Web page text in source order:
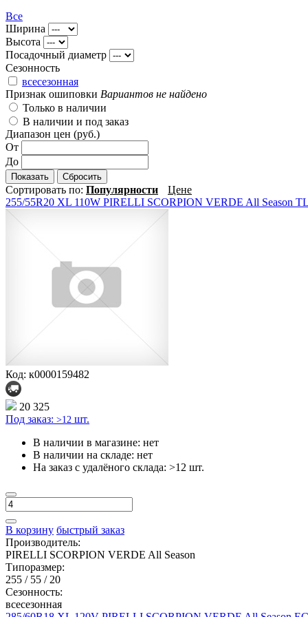
Все
Ширина
Высота
Посадочный диаметр
Сезонность
всесезонная
Признак ошиповки Вариантов не найдено
Только в наличии
В наличии и под заказ
Диапазон цен (руб.)
От
До
Показать Сбросить
Сортировать по: Популярности
Цене
255/55R20 XL 110W PIRELLI SCORPION VERDE All Season
Код: к0000159482
20 325
Под заказ: >12 шт.
В наличии в магазине: нет
В наличии на складе: нет
На заказ с удалёного склада: >12 шт.
В корзину быстрый заказ
Производитель:
PIRELLI SCORPION VERDE All Season
Типоразмер:
255 / 55 / 20
Сезонность:
всесезонная